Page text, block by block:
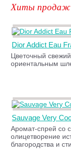
Хиты продаж
Dior Addict Eau
Цветочный
ориентальным
Sauvage Very
Аромат-спрей со
олицетворение
благородства и